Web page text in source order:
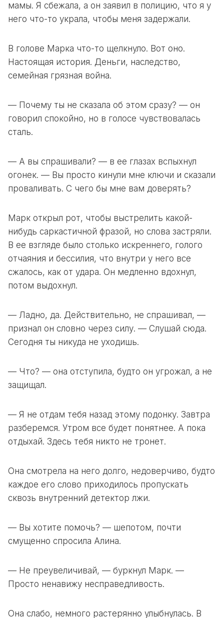
мамы. Я сбежала, а он заявил в полицию, что я у
него что-то украла, чтобы меня задержали.
В голове Марка что-то щелкнуло. Вот оно.
Настоящая история. Деньги, наследство,
семейная грязная война.
— Почему ты не сказала об этом сразу? — он
говорил спокойно, но в голосе чувствовалась
сталь.
— А вы спрашивали? — в ее глазах вспыхнул
огонек. — Вы просто кинули мне ключи и сказали
проваливать. С чего бы мне вам доверять?
Марк открыл рот, чтобы выстрелить какой-
нибудь саркастичной фразой, но слова застряли.
В ее взгляде было столько искреннего, голого
отчаяния и бессилия, что внутри у него все
сжалось, как от удара. Он медленно вдохнул,
потом выдохнул.
— Ладно, да. Действительно, не спрашивал, —
признал он словно через силу. — Слушай сюда.
Сегодня ты никуда не уходишь.
— Что? — она отступила, будто он угрожал, а не
защищал.
— Я не отдам тебя назад этому подонку. Завтра
разберемся. Утром все будет понятнее. А пока
отдыхай. Здесь тебя никто не тронет.
Она смотрела на него долго, недоверчиво, будто
каждое его слово приходилось пропускать
сквозь внутренний детектор лжи.
— Вы хотите помочь? — шепотом, почти
смущенно спросила Алина.
— Не преувеличивай, — буркнул Марк. —
Просто ненавижу несправедливость.
Она слабо, немного растерянно улыбнулась. В